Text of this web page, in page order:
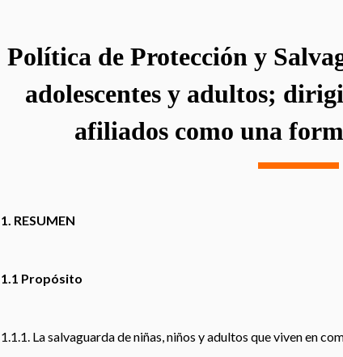
Política de Protección y
adolescentes y adultos;
afiliados como una
1. RESUMEN
1.1 Propósito
1.1.1. La salvaguarda de niñas, niños y adultos que viven en